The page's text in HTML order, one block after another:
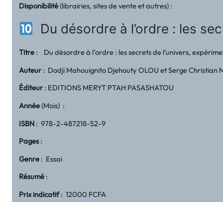
Disponibilité(librairies, sites de vente et autres) :
Du désordre à l’ordre : les
Titre : Du désordre à l’ordre : les secrets de l’univers,
Auteur: Dodji Mahouignito Djehouty OLOU et Serge Christian
Éditeur: EDITIONS MERYT PTAH PASASHATOU
Année(Mois) :
ISBN : 978-2-487218-52-9
Pages:
Genre : Essai
Résumé :
Prix indicatif: 12000 FCFA